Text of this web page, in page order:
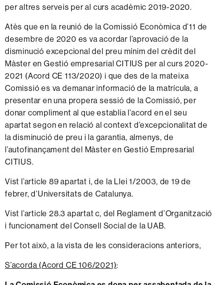
per altres serveis per al curs acadèmic 2019-2020.
Atès que en la reunió de la Comissió Econòmica d’11 de
desembre de 2020 es va acordar l’aprovació de la
disminució excepcional del preu mínim del crèdit del
Màster en Gestió empresarial CITIUS per al curs 2020-
2021 (Acord CE 113/2020) i que des de la mateixa
Comissió es va demanar informació de la matrícula, a
presentar en una propera sessió de la Comissió, per
donar compliment al que establia l’acord en el seu
apartat segon en relació al context d’excepcionalitat de
la disminució de preu i la garantia, almenys, de
l’autofinançament del Màster en Gestió Empresarial
CITIUS.
Vist l’article89 apartat i, de la Llei 1/2003, de 19 de
febrer, d’Universitats de Catalunya.
Vist l’article28.3 apartat c, del Reglament d’Organització
i funcionament del Consell Social de la UAB.
Per totaixò, a la vista de les consideracions anteriors,
S’acorda (Acord CE 106/2021):